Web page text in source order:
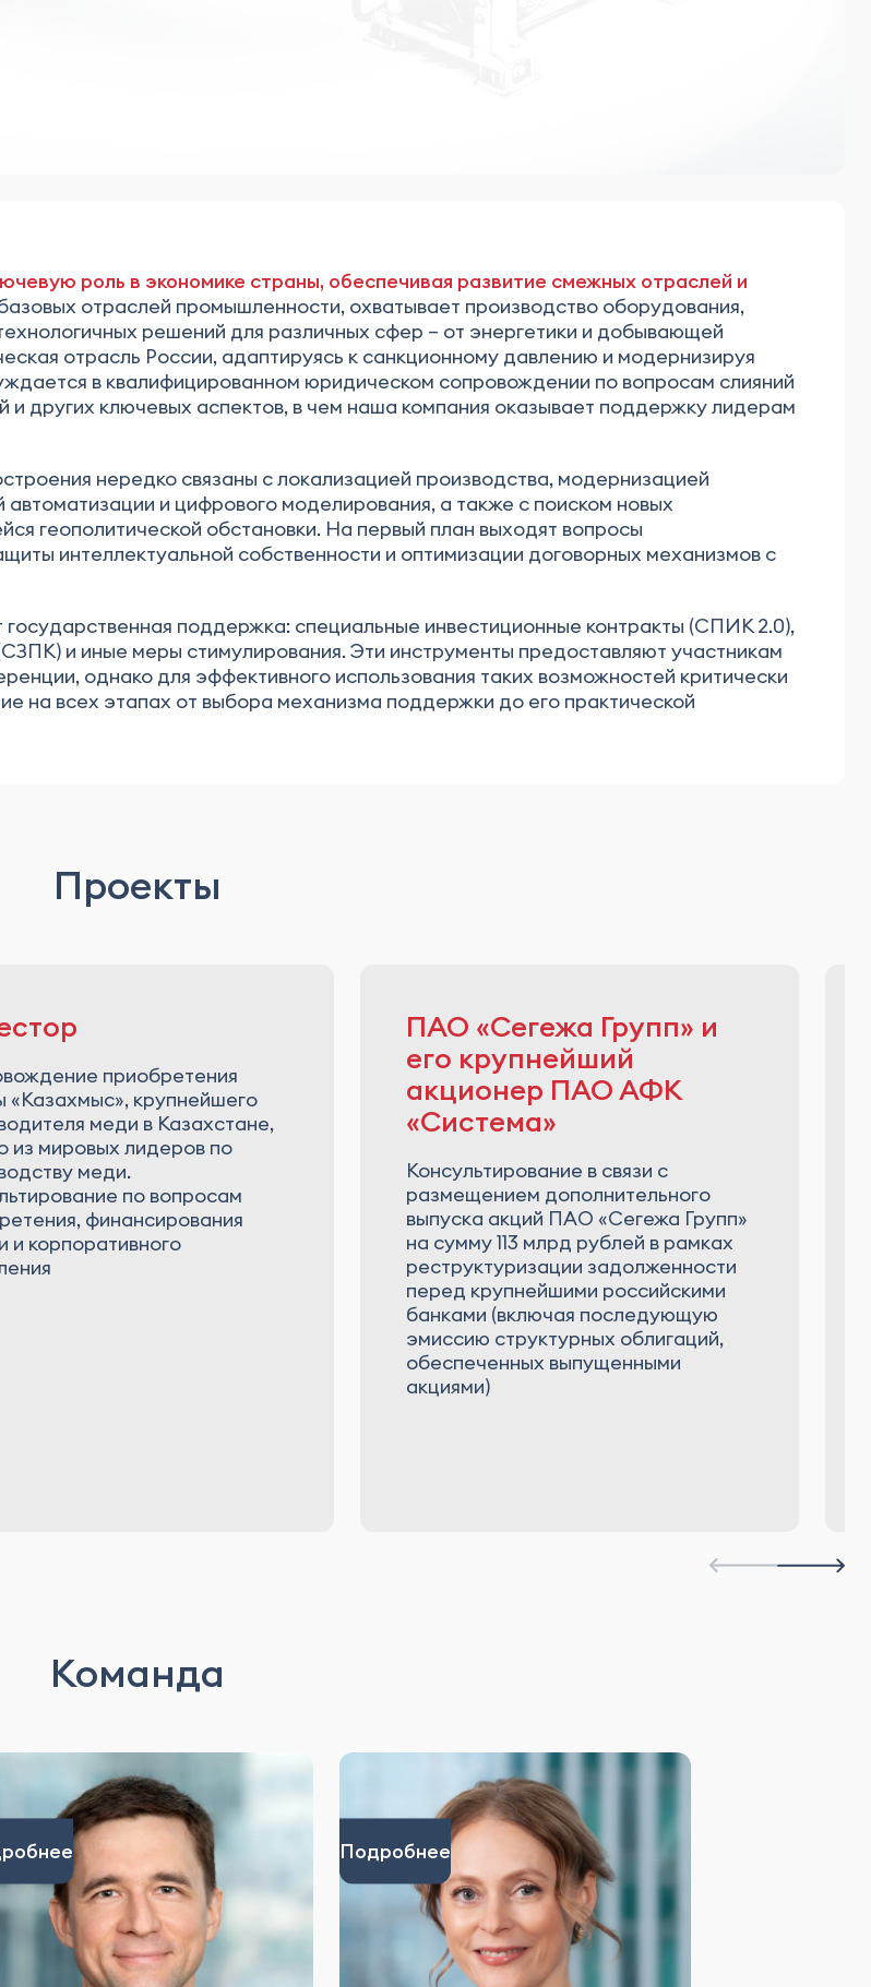
роль в экономике страны, обеспечивая развитие смежных отраслей и
отраслей промышленности, охватывает производство оборудования,
решений для различных сфер – от энергетики и добывающей
отрасль России, адаптируясь к санкционному давлению и модернизируя
в квалифицированном юридическом сопровождении по вопросам слияний
и других ключевых аспектов, в чем наша компания оказывает поддержку лидерам
нередко связаны с локализацией производства, модернизацией
и цифрового моделирования, а также с поиском новых
геополитической обстановки. На первый план выходят вопросы
интеллектуальной собственности и оптимизации договорных механизмов с
поддержка: специальные инвестиционные контракты (СПИК 2.0),
и иные меры стимулирования. Эти инструменты предоставляют участникам
однако для эффективного использования таких возможностей критически
на всех этапах от выбора механизма поддержки до его практической
Проекты
приобретения
«Казахмыс», крупнейшего
меди в Казахстане,
из мировых лидеров по
меди.
по вопросам
финансирования
и корпоративного
ПАО «Сегежа Групп» и
его крупнейший
акционер ПАО АФК
«Система»
Консультирование в связи с
размещением дополнительного
выпуска акций ПАО «Сегежа Групп»
на сумму 113 млрд рублей в рамках
реструктуризации задолженности
перед крупнейшими российскими
банками (включая последующую
эмиссию структурных облигаций,
обеспеченных выпущенными
акциями)
Команда
Подробнее